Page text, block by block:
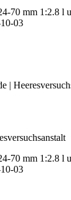
70 mm 1:2.8 l
03
70 mm 1:2.8 l
03